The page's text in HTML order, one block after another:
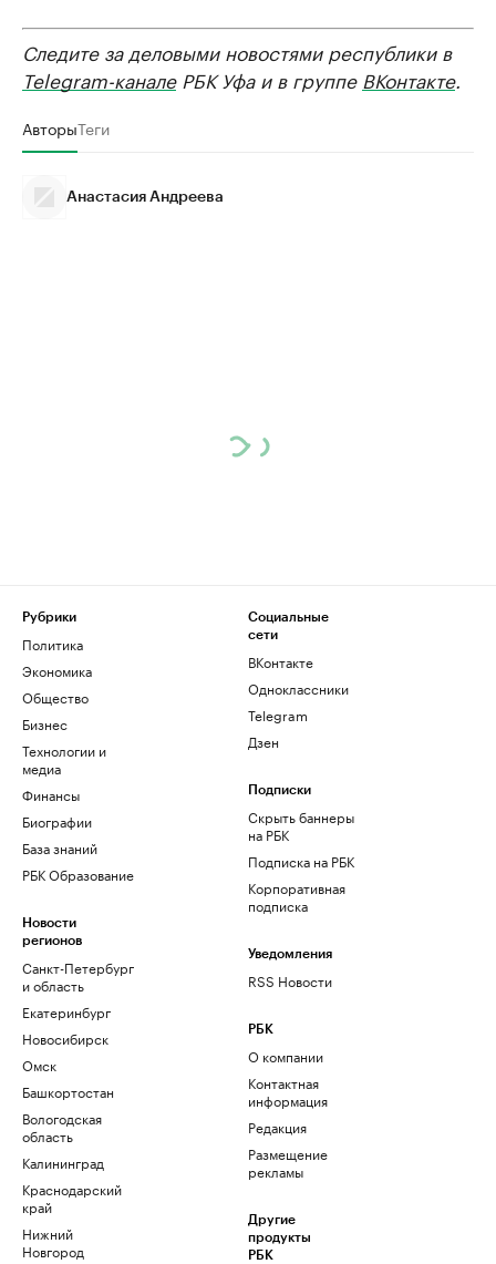
Следите за деловыми новостями республики в
Telegram-каналеРБК Уфа и в группе ВКонтакте.
АвторыТеги
Анастасия Андреева
Рубрики
Политика
Экономика
Общество
Бизнес
Технологии и
медиа
Финансы
Биографии
База знаний
РБК Образование
Новости
регионов
Санкт-Петербург
и область
Екатеринбург
Новосибирск
Омск
Башкортостан
Вологодская
область
Калининград
Краснодарский
край
Нижний
Новгород
Социальные
сети
ВКонтакте
Одноклассники
Telegram
Дзен
Подписки
Скрыть баннеры
на РБК
Подписка на РБК
Корпоративная
подписка
Уведомления
RSS Новости
РБК
О компании
Контактная
информация
Редакция
Размещение
рекламы
Другие
продукты
РБК